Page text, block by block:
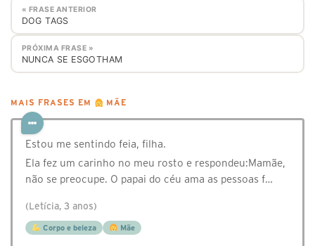
« FRASE ANTERIOR
DOG TAGS
PRÓXIMA FRASE »
NUNCA SE ESGOTHAM
MAIS FRASES EM MÃE
Estou me sentindo feia, filha.
Ela fez um carinho no meu rosto e respondeu:Mamãe,
não se preocupe. O papai do céu ama as pessoas f…
(Letícia, 3 anos)
Corpo e beleza Mãe